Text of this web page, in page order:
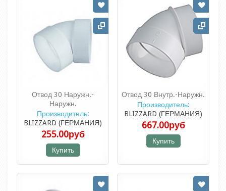
Отвод 30 Наружн.-
Наружн.
Производитель:
BLIZZARD (ГЕРМАНИЯ)
255.00руб
Купить
Отвод 30 Внутр.-Наружн.
Производитель:
BLIZZARD (ГЕРМАНИЯ)
667.00руб
Купить